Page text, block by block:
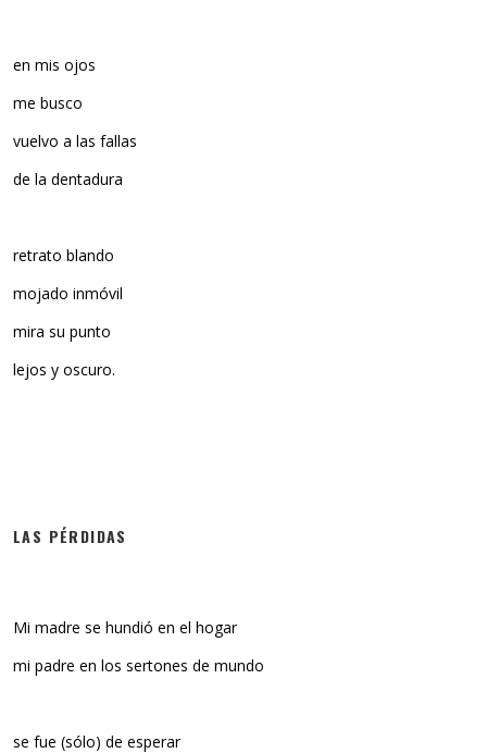
en mis ojos
me busco
vuelvo a las fallas
de la dentadura
retrato blando
mojado inmóvil
mira su punto
lejos y oscuro.
LAS PÉRDIDAS
Mi madre se hundió en el hogar
mi padre en los sertones de mundo
se fue (sólo) de esperar